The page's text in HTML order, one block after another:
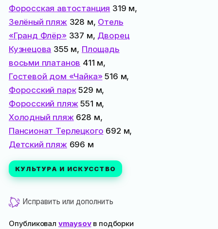
Форосская автостанция 319 м,
Зелёный пляж 328 м, Отель
«Гранд Флёр»337 м, Дворец
Кузнецова 355 м, Площадь
восьми платанов 411 м,
Гостевой дом «Чайка»516 м,
Форосский парк529 м,
Форосский пляж 551 м,
Холодный пляж 628 м,
Пансионат Терлецкого 692 м,
Детский пляж 696 м
КУЛЬТУРА И ИСКУССТВО
Исправить или дополнить
Опубликовал vmaysovв подборки